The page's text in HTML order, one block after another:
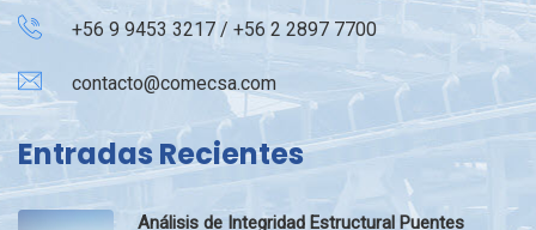
+56 9 9453 3217 / +56 2 2897 7700
contacto@comecsa.com
Entradas Recientes
Análisis de Integridad Estructural Puentes